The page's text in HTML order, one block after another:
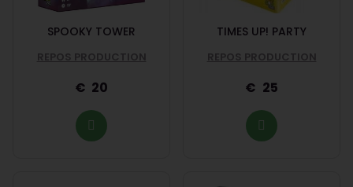
SPOOKY TOWER
REPOS PRODUCTION
20
TIMES UP! PARTY
REPOS PRODUCTION
25